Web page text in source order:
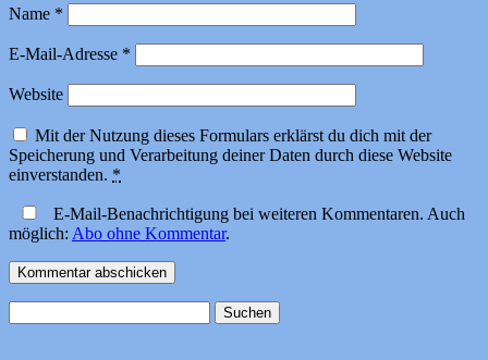
Name *
E-Mail-Adresse *
Website
Mit der Nutzung dieses Formulars erklärst du dich mit der
Speicherung und Verarbeitung deiner Daten durch diese Website
einverstanden. *
E-Mail-Benachrichtigung bei weiteren Kommentaren. Auch
möglich: Abo ohne Kommentar.
nach: